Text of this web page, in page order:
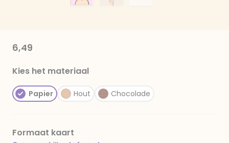
6,49
Kies het materiaal
Papier Hout Chocolade
Formaat kaart